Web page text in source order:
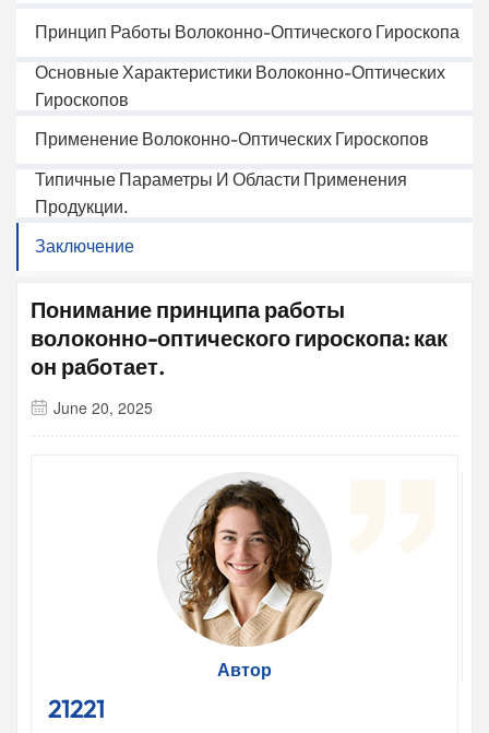
Принцип Работы Волоконно-Оптического Гироскопа
Основные Характеристики Волоконно-Оптических
Гироскопов
Применение Волоконно-Оптических Гироскопов
Типичные Параметры И Области Применения
Продукции.
Заключение
Понимание принципа работы
волоконно-оптического гироскопа: как
он работает.
June 20, 2025
Автор
21221